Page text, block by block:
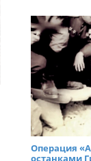
Операция
останками